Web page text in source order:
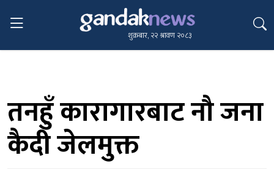
शुक्रबार, २२ श्रावण २०८३
तनहुँ कारागारबाट नौ जना
कैदी जेलमुक्त